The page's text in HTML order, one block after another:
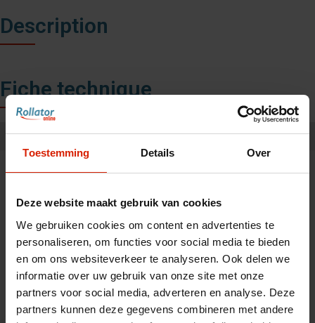
Toestemming Details Over
Deze website maakt gebruik van cookies
We gebruiken cookies om content en advertenties te
personaliseren, om functies voor social media te bieden
en om ons websiteverkeer te analyseren. Ook delen we
informatie over uw gebruik van onze site met onze
partners voor social media, adverteren en analyse. Deze
partners kunnen deze gegevens combineren met andere
Description
Fiche technique
Capacité de Chargement: 10 kg
Accessoires